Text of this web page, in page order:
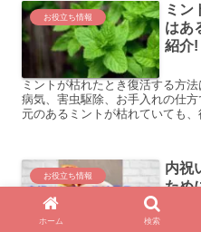
お役立ち情報
ミン
はあ
紹介!
ミントが枯れたとき復活する方
病気、害虫駆除、お手入れの仕
元のあるミントが枯れていても
お役立ち情報
内祝
ため
ホーム 検索